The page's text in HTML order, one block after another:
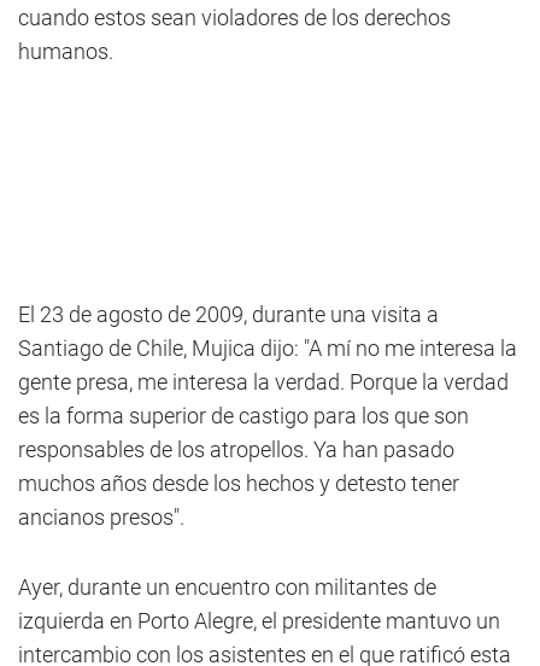
cuando estos sean violadores de los derechos
humanos.
El 23 de agosto de 2009, durante una visita a
Santiago de Chile, Mujica dijo: "A mí no me interesa la
gente presa, me interesa la verdad. Porque la verdad
es la forma superior de castigo para los que son
responsables de los atropellos. Ya han pasado
muchos años desde los hechos y detesto tener
ancianos presos".
Ayer, durante un encuentro con militantes de
izquierda en Porto Alegre, el presidente mantuvo un
intercambio con los asistentes en el que ratificó esta